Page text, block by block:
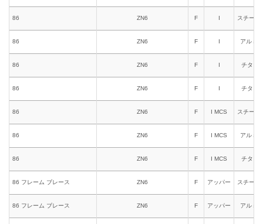
86 ZN6 F I スチール
86 ZN6 F I アルミ
86 ZN6 F I チタン
86 ZN6 F I チタン
86 ZN6 F I MCS スチール
86 ZN6 F I MCS アルミ
86 ZN6 F I MCS チタン
86 フレーム ブレース ZN6 F アッパー スチール
86 フレーム ブレース ZN6 F アッパー アルミ